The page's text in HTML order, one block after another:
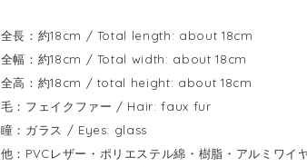
全長：約18cm / Total length: about 18cm
全幅：約18cm / Total width: about 18cm
全高：約18cm / total height: about 18cm
毛：フェイクファー / Hair: faux fur
瞳：ガラス / Eyes: glass
他：PVCレザー・ポリエステル綿・樹脂・アルミ